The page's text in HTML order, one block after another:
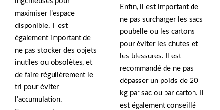
maximiser l’espace
disponible. Il est
également important de
ne pas stocker des objets
inutiles ou obsolètes, et
de faire régulièrement le
tri pour éviter
l’accumulation.
Enfin, il est important de
ne pas surcharger les sacs
poubelle ou les cartons
pour éviter les chutes et
les blessures. Il est
recommandé de ne pas
dépasser un poids de 20
kg par sac ou par carton. Il
est également conseillé